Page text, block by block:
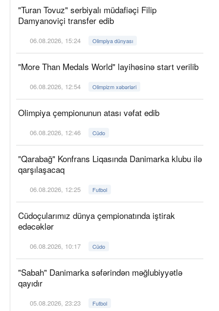
"Turan Tovuz" serbiyalı müdafiəçi Filip
Damyanoviçi transfer edib
06.08.2026, 15:24 Olimpiya dünyası
"More Than Medals World" layihəsinə start verilib
06.08.2026, 12:54 Olimpizm xəbərləri
Olimpiya çempionunun atası vəfat edib
06.08.2026, 12:46 Cüdo
"Qarabağ" Konfrans Liqasında Danimarka klubu ilə
qarşılaşacaq
06.08.2026, 12:25 Futbol
Cüdoçularımız dünya çempionatında iştirak
edəcəklər
06.08.2026, 10:17 Cüdo
"Sabah" Danimarka səfərindən məğlubiyyətlə
qayıdır
05.08.2026, 23:23 Futbol